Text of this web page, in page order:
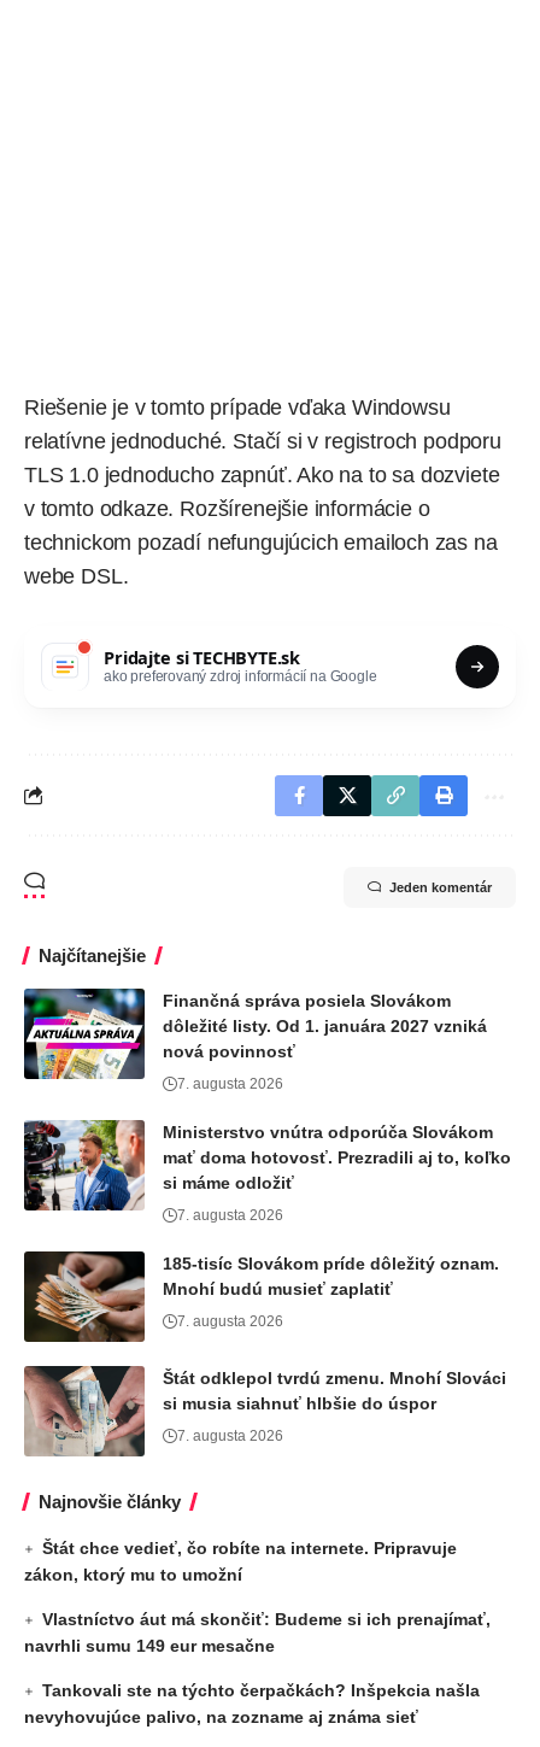
Riešenie je v tomto prípade vďaka Windowsu
relatívne jednoduché. Stačí si v registroch podporu
TLS 1.0 jednoducho zapnúť. Ako na to sa dozviete
v tomto odkaze. Rozšírenejšie informácie o
technickom pozadí nefungujúcich emailoch zas na
webe DSL.
Pridajte siTECHBYTE.sk
ako preferovaný zdroj informácií na Google
Jeden komentár
Najčítanejšie
Finančná správa posiela Slovákom
dôležité listy. Od 1. januára 2027 vzniká
nová povinnosť
7. augusta 2026
Ministerstvo vnútra odporúča Slovákom
mať doma hotovosť. Prezradili aj to, koľko
si máme odložiť
7. augusta 2026
185-tisíc Slovákom príde dôležitý oznam.
Mnohí budú musieť zaplatiť
7. augusta 2026
Štát odklepol tvrdú zmenu. Mnohí Slováci
si musia siahnuť hlbšie do úspor
7. augusta 2026
Najnovšie články
Štát chce vedieť, čo robíte na internete. Pripravuje
zákon, ktorý mu to umožní
Vlastníctvo áut má skončiť: Budeme si ich prenajímať,
navrhli sumu 149 eur mesačne
Tankovali ste na týchto čerpačkách? Inšpekcia našla
nevyhovujúce palivo, na zozname aj známa sieť